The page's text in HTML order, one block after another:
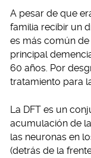
A pesar de que
familia recibir un
es más común
principal
60 años. Por
tratamiento para
La DFT es un
acumulación de
las neuronas en
(detrás de la